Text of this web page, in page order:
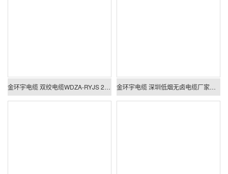
金环宇电缆 双绞电缆WDZA-RYJS 2X2.5平方 低烟无卤a级阻燃电缆 金环宇电缆 深圳低烟无卤电缆厂家WDZA-RYJS 2X1.5阻燃电线电缆